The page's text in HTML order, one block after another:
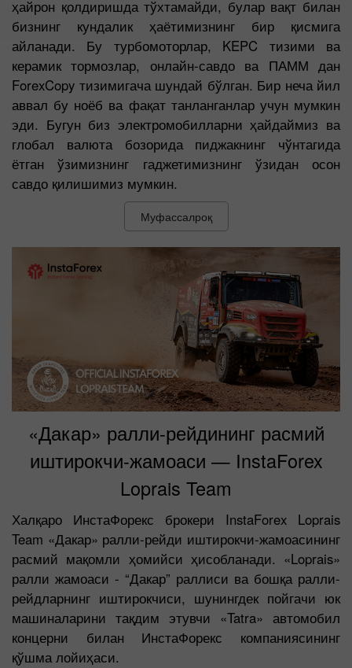
ҳайрон қолдиришда тўхтамайди, булар вақт билан
бизнинг кундалик ҳаётимизнинг бир қисмига
айланади. Бу турбомоторлар, KEPC тизими ва
керамик тормозлар, онлайн-савдо ва ПАММ дан
ForexCopy тизимигача шундай бўлган. Бир неча йил
аввал бу ноёб ва фақат танланганлар учун мумкин
эди. Бугун биз электромобилларни ҳайдаймиз ва
глобал валюта бозорида пиджакнинг чўнтагида
ётган ўзимизнинг гаджетимизнинг ўзидан осон
савдо қилишимиз мумкин.
Муфассалроқ
«Дакар» ралли-рейдининг расмий
иштирокчи-жамоаси — InstaForex
Loprais Team
Халқаро ИнстаФорекс брокери InstaForex Loprais
Team «Дакар» ралли-рейди иштирокчи-жамоасининг
расмий мақомли ҳомийси ҳисобланади. «Loprais»
ралли жамоаси - “Дакар” раллиси ва бошқа ралли-
рейдларнинг иштирокчиси, шунингдек пойгачи юк
машиналарини тақдим этувчи «Tatra» автомобил
концерни билан ИнстаФорекс компаниясининг
қўшма лойиҳаси.